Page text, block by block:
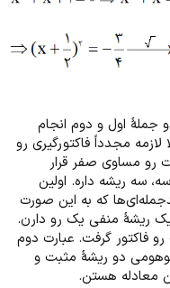
جملۀ اول و دوم انجام
مجدداً فاکتورگیری رو
رو مساوی صفر قرار
سه ریشه داره. اولین
که به این صورت
یک ریشۀ منفی یک رو دارن.
فاکتور گرفت. عبارت دوم
دو ریشۀ مثبت و
معادله هستن.